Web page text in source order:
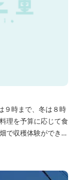
９時まで、冬は８時
理を予算に応じて食
で収穫体験ができ、